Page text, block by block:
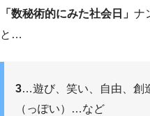
「数秘術的にみた社会日」 ナ
と…
3…遊び、笑い、自由、創
（っぽい）…など